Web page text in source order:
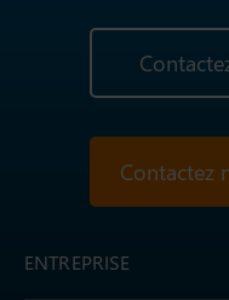
Contactez
ENTREPRISE